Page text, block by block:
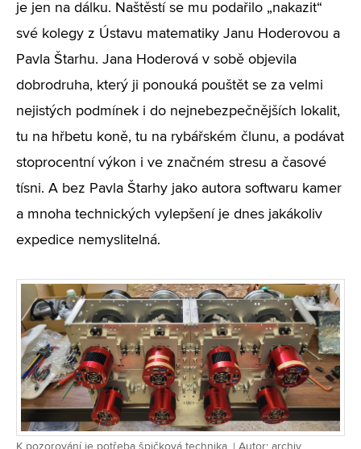
je jen na dálku. Naštěstí se mu podařilo „nakazit“
své kolegy z Ústavu matematiky Janu Hoderovou a
Pavla Štarhu. Jana Hoderová v sobě objevila
dobrodruha, který ji ponouká pouštět se za velmi
nejistých podmínek i do nejnebezpečnějších lokalit,
tu na hřbetu koně, tu na rybářském člunu, a podávat
stoprocentní výkon i ve značném stresu a časové
tísni. A bez Pavla Štarhy jako autora softwaru kamer
a mnoha technických vylepšení je dnes jakákoliv
expedice nemyslitelná.
K pozorování je potřeba špičková technika. | Autor: archiv